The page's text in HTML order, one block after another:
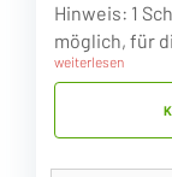
Hinweis: 1
möglich, für
weiterlesen